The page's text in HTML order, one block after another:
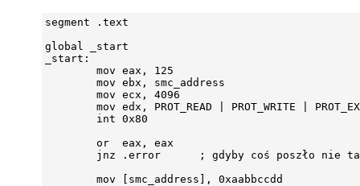
segment .text
global _start
_start:
        mov eax, 125
        mov ebx, smc_address
        mov ecx, 4096
mov edx, PROT_READ | PROT_WRITE |
        int 0x80
        or  eax, eax
jnz .error      ; gdyby coś poszło nie
        mov [smc_address], 0xaabbccdd